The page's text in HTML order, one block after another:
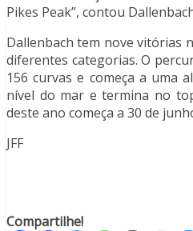
Pikes Peak”, contou
Dallenbach tem nove vitórias
diferentes categorias. O
156 curvas e começa a uma
nível do mar e termina no
deste ano começa a 30 de
JFF
Compartilhe!